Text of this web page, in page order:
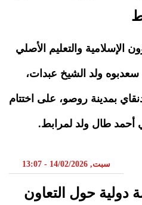
الإسلامية والتعليم الأصلي
سعدبوه ولد الشيخ عبدات،
بمدينة روصو، على اختتام
سبت, 14/02/2026 - 13:07
حول التعاون